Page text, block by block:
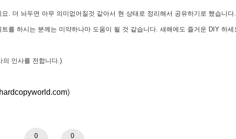
. 더 놔두면 아무 의미없어질것 같아서 현 상태로 정리해서 공유하기로 했습니다.
를 하시는 분께는 미약하나마 도움이 될 것 같습니다. 새해에도 즐거운 DIY 하세
의 인사를 전합니다.)
)
0 0